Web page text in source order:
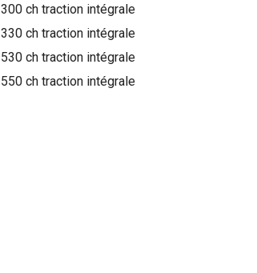
300 ch traction intégrale
330 ch traction intégrale
530 ch traction intégrale
550 ch traction intégrale